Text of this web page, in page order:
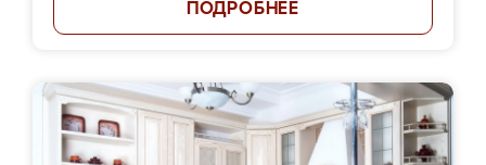
ПОДРОБНЕЕ